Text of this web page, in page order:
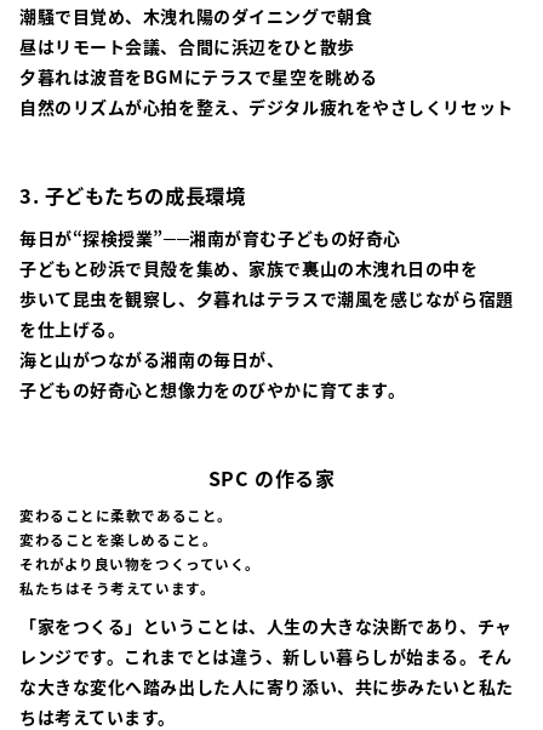
潮騒で目覚め、木洩れ陽のダイニングで朝食
昼はリモート会議、合間に浜辺をひと散歩
夕暮れは波音をBGMにテラスで星空を眺める
自然のリズムが心拍を整え、デジタル疲れをやさしくリセット
3. 子どもたちの成長環境
毎日が“探検授業”──湘南が育む子どもの好奇心
子どもと砂浜で貝殻を集め、家族で裏山の木洩れ日の中を
歩いて昆虫を観察し、夕暮れはテラスで潮風を感じながら宿題
を仕上げる。
海と山がつながる湘南の毎日が、
子どもの好奇心と想像力をのびやかに育てます。
SPC の作る家
変わることに柔軟であること。
変わることを楽しめること。
それがより良い物をつくっていく。
私たちはそう考えています。
「家をつくる」ということは、人生の大きな決断であり、チャ
レンジです。これまでとは違う、新しい暮らしが始まる。そん
な大きな変化へ踏み出した人に寄り添い、共に歩みたいと私た
ちは考えています。